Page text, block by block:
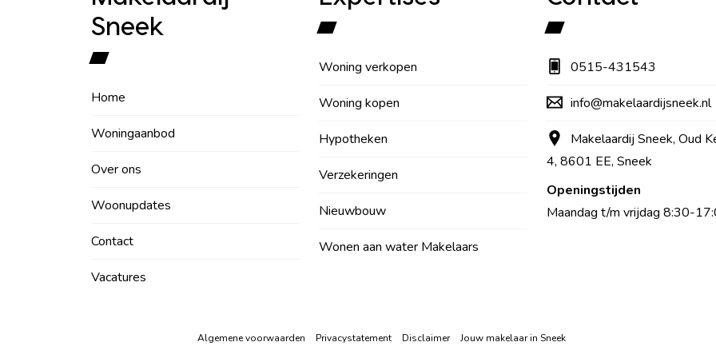
Sneek
Home
Woningaanbod
Over ons
Woonupdates
Contact
Vacatures
Woning verkopen
Woning kopen
Hypotheken
Verzekeringen
Nieuwbouw
Wonen aan water Makelaars
0515-431543
info@makelaardijsneek.nl
Makelaardij Sneek, Oud
4, 8601 EE, Sneek
Openingstijden
Maandag t/m vrijdag 8:30-
Algemene voorwaarden Privacystatement Disclaimer Jouw makelaar in Sneek